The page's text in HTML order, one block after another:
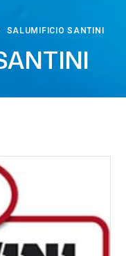
SALUMIFICIO SANTINI